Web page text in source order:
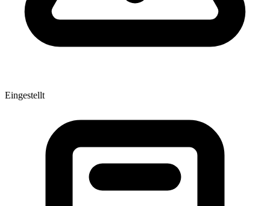
Eingestellt